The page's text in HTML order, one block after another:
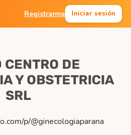
Registrarme Iniciar sesión
CENTRO DE
Y OBSTETRICIA
SRL
p/@ginecologiaparana